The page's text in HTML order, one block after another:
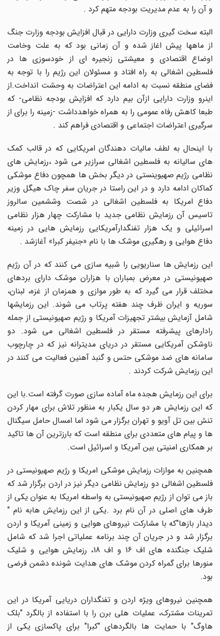
و آن را به عدم مدیریت بودجه متهم کرد .
البته سخت گیری وزارت دارایی در قبال افزایش بودجه وزارت جنگ
از ماهها پیش اغاز شده و آن زمانی بود که به علت وخامت
اوضاع اقتصادی و معیشتی زنجیره ای از خودسوزی ها در
فلسطین اشغالی به راه افتاد و مسئولان این رژیم را با توجه به
فضای منطقه نسبت به ادامه این اعتراضات به وحشت انداخت.از
اینرو وزارت دارایی ازآن بیم دارد که افزایش بودجه نظامی- که
طبعا کاهش رفاه عمومی را به همراه خواهدداشت -زمینه را برای از
سرگیری اعتراضات اجتماعی و اقتصادی فراهم کند .
با اینحال به لطف مالیات دهندگان امریکایی که در قالب کمک
های سالیانه به فلسطین اشغالی سرازیر می شود ،رزمایش های
نظامی رژیم صهیوینستی در دیگر بخش ها همچون دفاع موشکی
کماکان ادامه دارد و در این راستا در جریان سفر چاک هیگل وزیر
دفاع امریکا به فلسطین اشغالی در شصت وششمین سالروز
تاسیس آن رزمایش نظامی جدید با مشارکت چهار هزار نظامی
اسرائیلی و یک هزار تفنگدارآمریکایی رزمایش هایی در زمینه
دفاع هوایی و رهگیری موشک ها با نام «جنیفر کبرا» آغازشد .
این رزمایش ها سناریویی را شبیه سازی می کنند که در آن رژیم
صهیونیستی در معرض بمباران با هزاران موشک دارای بردهای
مختلف قرار می گیرد که به طور موازی و همزمان از غزه، لبنان،
سوریه و ایران ظرف چند هفته پرتاب می شوند. این رزمایشها
شامل آزمایش بیشتر تجهیزات آمریکا و رژیم صهیونیستی از جمله
رادارهای پیشرفته مستقر در فلسطین اشغالی می شود. دو
ناوشکن آمریکایی مستقر در دریای مدیترانه نیز که در چارچوب
سامانه های ضد موشکی حتس و گنبد آهنین فعالیت می کنند در
این رزمایش شرکت کردند .
برای این رزمایش هجده ماه آماده سازی صورت گرفته است.با این
که این رزمایش هر دو سال یکبار به منظور تلاش برای مهار کردن
تنش بین تل آویو و تهران برگزار می شود اما امسال حامل سیگنال
ها و پیام های متعددی برای منطقه است که بارزترین آن ها تاکید
بر همکاری امنیتی بین آمریکا و اسرائیل است.
همچنین به موازات رزمایش موشکی امریکا و رژیم صهیونیستی در
فلسطین اشغالی دو رزمایش نظامی دیگر نیز در اردن برگزار شد که
باز می توان از رژیم صهیونیستی به واسطه امریکا به عنوان یکی از
طرف های اصلی در آن نام برد .یکی از این رزمایش هابه نام "
دیدار بازها"که با مشارکت نیروهای هوایی و زمینی آمریکا و اردن
برگزار شد و در جریان آن چند برنامه عملیاتی اجرا شد که شامل
شلیک جنگنده های اف 16 و اف 18، رزمایش هوایی و شلیک
منورها برای گمراه کردن موشک های هدایت شونده دشمن فرضی
بود.
همچنین نیروهای ویژه اردن و تفنگداران دریایی آمریکا در این
تمرینات مشترک، عملیات هلی برن را با استفاده از بالگرد "بلک
هاوگ" با حمایت ها بالگردهای "کبرا" برای پاکسازی یکی از